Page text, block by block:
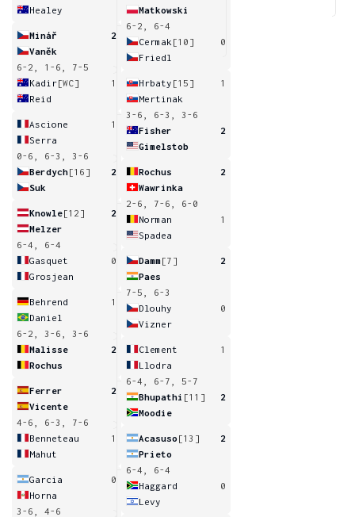
Healey
Minář
2
Vaněk
6-2, 1-6, 7-5
Kadir[WC]
1
Reid
Ascione
1
Serra
0-6, 6-3, 3-6
Berdych[16]
2
Suk
Knowle[12]
2
Melzer
6-4, 6-4
Gasquet
0
Grosjean
Behrend
1
Daniel
6-2, 3-6, 3-6
Malisse
2
Rochus
Ferrer
2
Vicente
4-6, 6-3, 7-6
Benneteau
1
Mahut
Garcia
0
Horna
3-6, 4-6
Matkowski
6-2, 6-4
Cermak [10]
0
Friedl
Hrbaty [15]
1
Mertinak
3-6, 6-3, 3-6
Fisher
2
Gimelstob
Rochus
2
Wawrinka
2-6, 7-6, 6-0
Norman
1
Spadea
Damm[7]
2
Paes
7-5, 6-3
Dlouhy
0
Vizner
Clement
1
Llodra
6-4, 6-7, 5-7
Bhupathi [11]
2
Moodie
Acasuso [13]
2
Prieto
6-4, 6-4
Haggard
0
Levy